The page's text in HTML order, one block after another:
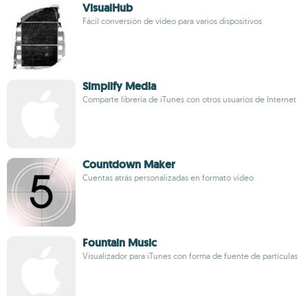
VisualHub
Fácil conversión de vídeo para varios dispositivos
Simplify Media
Comparte librería de iTunes con otros usuarios de Internet
Countdown Maker
Cuentas atrás personalizadas en formato vídeo
Fountain Music
Visualizador para iTunes con forma de fuente de partículas